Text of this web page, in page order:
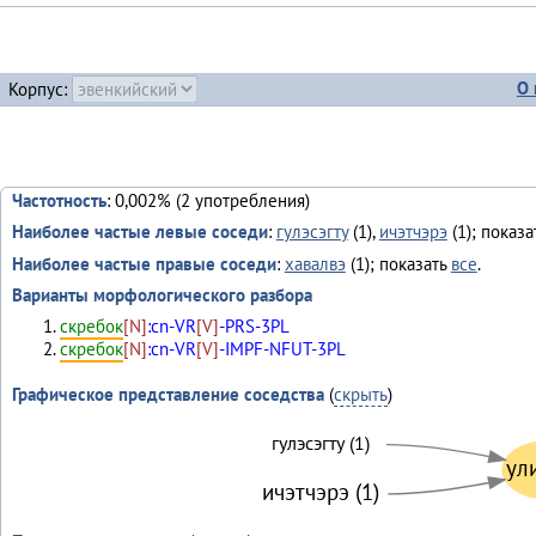
Корпус: О
Частотность: 0,002% (2 употребления)
Наиболее частые левые соседи: гулэсэгту(1), ичэтчэрэ(1);
Наиболее частые правые соседи: хавалвэ(1); показать все.
Варианты морфологического разбора
скребок[N]:cn-VR[V]-PRS-3PL
скребок[N]:cn-VR[V]-IMPF-NFUT-3PL
Графическое представление соседства(скрыть)
гулэсэгту (1)
ичэтчэрэ (1)